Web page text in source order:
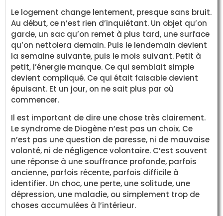
Le logement change lentement, presque sans bruit.
Au début, ce n’est rien d’inquiétant. Un objet qu’on
garde, un sac qu’on remet à plus tard, une surface
qu’on nettoiera demain. Puis le lendemain devient
la semaine suivante, puis le mois suivant. Petit à
petit, l’énergie manque. Ce qui semblait simple
devient compliqué. Ce qui était faisable devient
épuisant. Et un jour, on ne sait plus par où
commencer.
Il est important de dire une chose très clairement.
Le syndrome de Diogène n’est pas un choix. Ce
n’est pas une question de paresse, ni de mauvaise
volonté, ni de négligence volontaire. C’est souvent
une réponse à une souffrance profonde, parfois
ancienne, parfois récente, parfois difficile à
identifier. Un choc, une perte, une solitude, une
dépression, une maladie, ou simplement trop de
choses accumulées à l’intérieur.